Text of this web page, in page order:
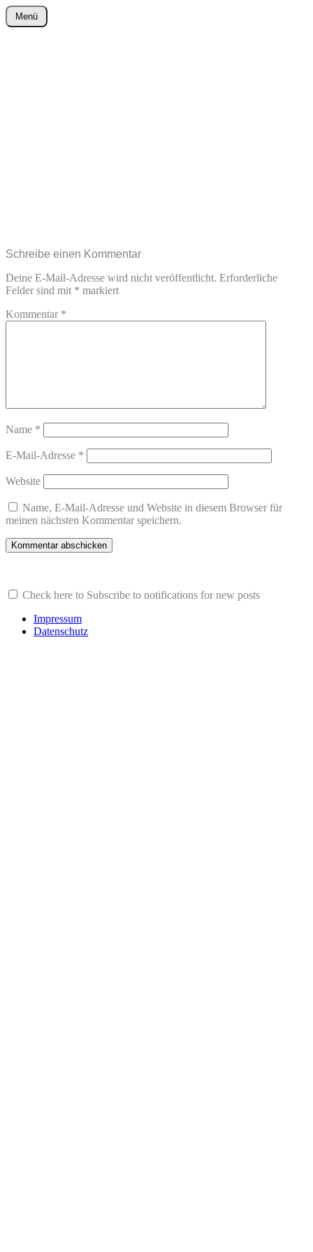
wurster-cartoon-blog.de
Menü
Zum
Inhalt
Schreibe einen Kommentar
Deine E-Mail-Adresse wird nicht veröffentlicht. Erforderliche
Felder sind mit * markiert
Kommentar *
Name *
E-Mail-Adresse *
Website
Name, E-Mail-Adresse und Website in diesem Browser für
meinen nächsten Kommentar speichern.
Check here to Subscribe to notifications for new posts
Impressum
Datenschutz